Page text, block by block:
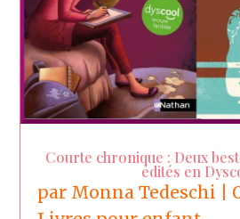
Courte chronique : Deux
édités en
par Monna Tedeschi